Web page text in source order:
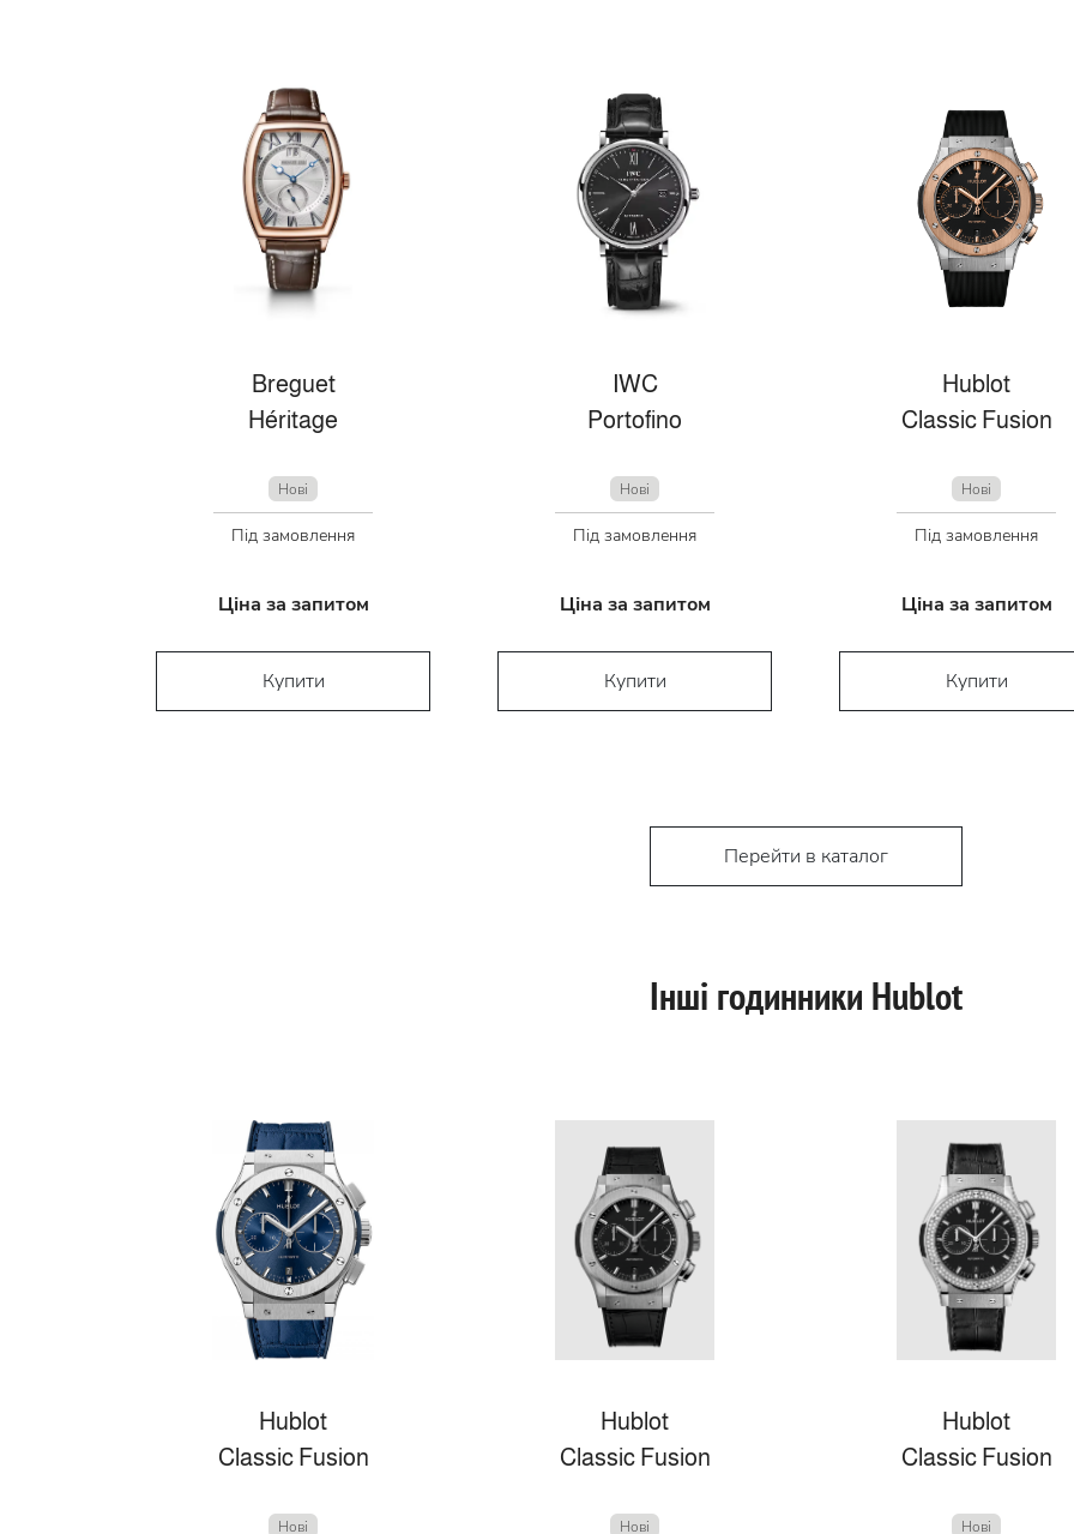
Breguet
Héritage
Нові
Під замовлення
Ціна за запитом
Купити
IWC
Portofino
Нові
Під замовлення
Ціна за запитом
Купити
Hublot
Classic Fusion
Нові
Під замовлення
Ціна за запитом
Купити
Перейти в каталог
Інші годинники Hublot
Hublot
Classic Fusion
Нові
Hublot
Classic Fusion
Нові
Hublot
Classic Fusion
Нові